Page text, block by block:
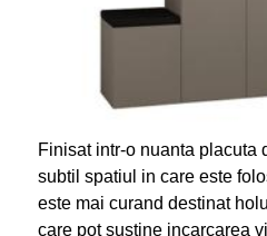
Finisat intr-o nuanta placuta
subtil spatiul in care este
este mai curand destinat
care pot sustine incarcarea